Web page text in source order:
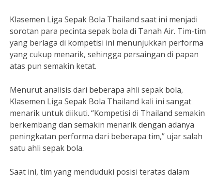
Klasemen Liga Sepak Bola Thailand saat ini menjadi
sorotan para pecinta sepak bola di Tanah Air. Tim-tim
yang berlaga di kompetisi ini menunjukkan performa
yang cukup menarik, sehingga persaingan di papan
atas pun semakin ketat.
Menurut analisis dari beberapa ahli sepak bola,
Klasemen Liga Sepak Bola Thailand kali ini sangat
menarik untuk diikuti. “Kompetisi di Thailand semakin
berkembang dan semakin menarik dengan adanya
peningkatan performa dari beberapa tim,” ujar salah
satu ahli sepak bola.
Saat ini, tim yang menduduki posisi teratas dalam